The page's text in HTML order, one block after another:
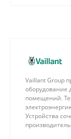
Vaillant Group
оборудование
помещений.
Устройства